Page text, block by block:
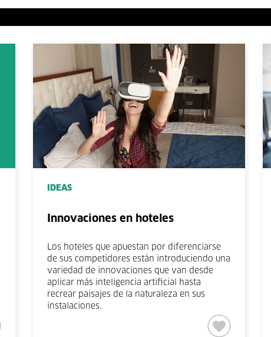
IDEAS
Innovaciones en hoteles
Los hoteles que apuestan por diferenciarse
de sus competidores están introduciendo una
variedad de innovaciones que van desde
aplicar más inteligencia artificial hasta
recrear paisajes de la naturaleza en sus
instalaciones.